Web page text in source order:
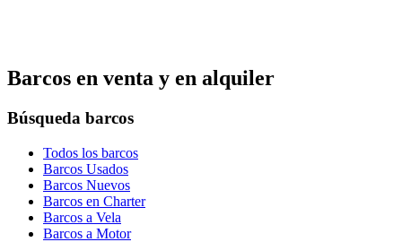
Barcos en venta y en alquiler
Búsqueda barcos
Todos los barcos
Barcos Usados
Barcos Nuevos
Barcos en Charter
Barcos a Vela
Barcos a Motor